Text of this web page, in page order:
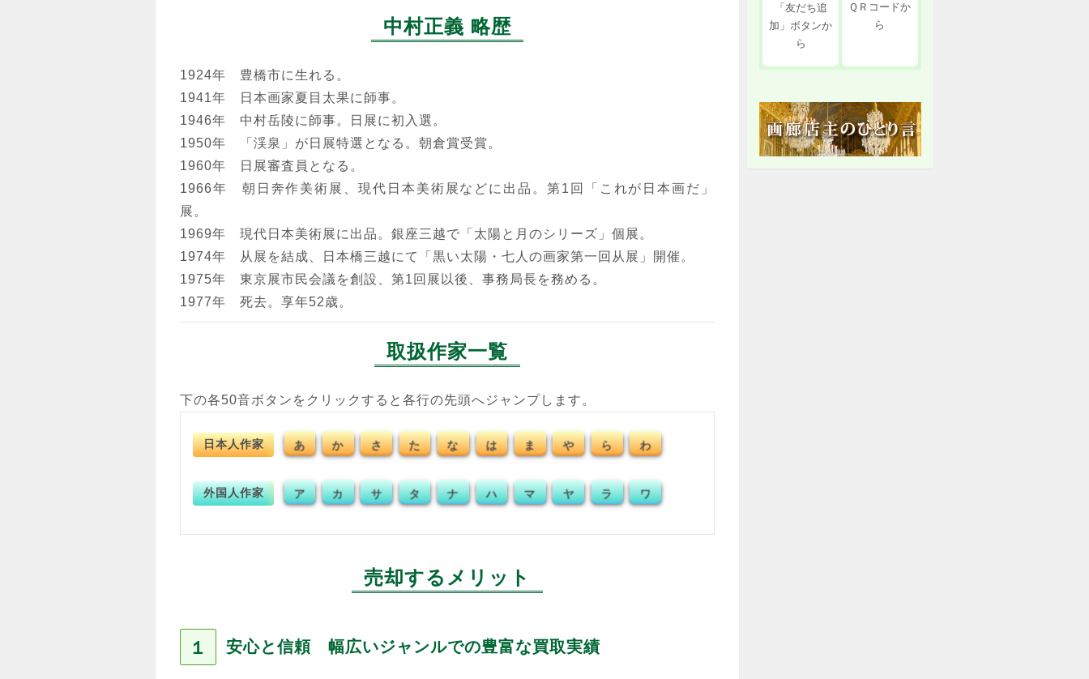
中村正義 略歴
1924年 豊橋市に生れる。
1941年 日本画家夏目太果に師事。
1946年 中村岳陵に師事。日展に初入選。
1950年 「渓泉」が日展特選となる。朝倉賞受賞。
1960年 日展審査員となる。
1966年 朝日奔作美術展、現代日本美術展などに出品。第1回「これが日本画だ」
展。
1969年 現代日本美術展に出品。銀座三越で「太陽と月のシリーズ」個展。
1974年 从展を結成、日本橋三越にて「黒い太陽・七人の画家第一回从展」開催。
1975年 東京展市民会議を創設、第1回展以後、事務局長を務める。
1977年 死去。享年52歳。
取扱作家一覧
下の各50音ボタンをクリックすると各行の先頭へジャンプします。
日本人作家 あ か さ た な は ま や ら わ
外国人作家 ア カ サ タ ナ ハ マ ヤ ラ ワ
売却するメリット
１ 安心と信頼 幅広いジャンルでの豊富な買取実績
「友だち追
加」ボタンか
ら
ＱＲコードか
ら